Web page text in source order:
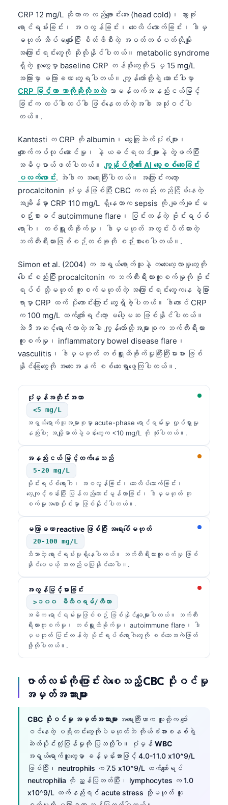
CRP 12 mg/L ဆိုတာက လည်ချောင်းအေး (head cold)၊ သွားဖုံး
ရောင်ရမ်းခြင်း၊ အဝလွန်ခြင်း၊ ဆေးလိပ်သောက်ခြင်း၊ ဒါမှ
မဟုတ် အိပ်မပျော်ပြီး စိတ်ဖိစီးတဲ့ အပတ်တစ်ပတ်လိုမျိုး
အကြောင်းရင်းတွေကို ဆိုလိုနိုင်ပါတယ်။ metabolic syndrome
ရှိတဲ့ လူတွေမှာ baseline CRP တန်ဖိုးတွေကို 5 မှ 15 mg/L
အကြားမှာ မကြာခဏ တွေ့ရပါတယ်။ ကျွန်တော်တို့ရဲ့ ဆောင်းပါးမှာ
CRP မြင့်တာ ဘာကိုဆိုလိုသလဲသာမန်ထက်အနည်းငယ်မြင့်
ခြင်းက ထပ်ခါထပ်ခါ ဖြစ်နေတတ်တဲ့အခါ အသုံးဝင်ပါ
တယ်။.
Kantesti က CRP ကို albumin၊ သွေးဖြူဆဲလ်ပုံစံများ၊
ကျောက်ကပ်လုပ်ဆောင်မှု၊ နဲ့ ယခင်ရလဒ်များနဲ့ တွဲဖက်ပြီး
အဓိပ္ပာယ်ဖတ်ပါတယ်။ ကျွန်ုပ်တို့၏ AI သွေးစစ်ဆေးခြင်း
ပလက်ဖောင်း. အဲဒါက အရေးကြီးပါတယ်။ အကြောင်းကတော့
procalcitonin ပုံမှန်ဖြစ်ပြီး CBC ကလည်း တည်ငြိမ်နေတဲ့
အချိန်မှာ CRP 110 mg/L ရှိနေတာက sepsis ကို ချက်ချင်းမ
စဉ်းစားခင် autoimmune flare၊ ပြင်းထန်တဲ့ ဗိုင်းရပ်စ်
ရောဂါ၊ တစ်ရှူးထိခိုက်မှု၊ ဒါမှမဟုတ် အတွင်းပိတ်ထားတဲ့
ဘက်တီးရီးယားဖြစ်စဉ်တစ်ခုကို စဉ်းစားစေပါတယ်။.
Simon et al. (2004) က အရွယ်ရောက်သူနဲ့ ကလေးလေ့လာမှုတွေကို
ပေါင်းစည်းပြီး procalcitonin က ဘက်တီးရီးယားကူးစက်မှုကို ဗိုင်း
ရပ်စ် သို့မဟုတ် ကူးစက်မဟုတ်တဲ့ အကြောင်းရင်းတွေကနေ ခွဲခြား
ရာမှာ CRP ထက် ပိုကောင်းကြောင်း တွေ့ရှိခဲ့ပါတယ်။ ဒါတောင် CRP
က 100 mg/L ထက်ကျော်ရင်တော့ မပေါ့မဆ ဖြစ်နိုင်ပါတယ်။
အဲဒီအဆင့်ရောက်လာတဲ့အခါ ကျွန်တော်တို့အများစုက ဘက်တီးရီးယား
ကူးစက်မှု၊ inflammatory bowel disease flare၊
vasculitis၊ ဒါမှမဟုတ် တစ်ရှူးထိခိုက်မှုကြီးကြီးမားမား ဖြစ်
နိုင်ခြေတွေကို အလေးအနက် စစ်ဆေးရှာဖွေကြပါတယ်။.
ပုံမှန်အတိုင်းအတာ
<5 mg/L
အရွယ်ရောက်သူအများစုမှာ acute-phase ရောင်ရမ်းမှု လှုပ်ရှားမှု
နည်းပါး; အချို့ဓာတ်ခွဲခန်းတွေက <10 mg/L ကို သုံးပါတယ်။.
အနည်းငယ် မြင့်တက်နေသည်
5-20 mg/L
ဗိုင်းရပ်စ်ရောဂါ၊ အဝလွန်ခြင်း၊ ဆေးလိပ်သောက်ခြင်း၊
လေ့ကျင့်ခန်းပြီး ပြန်လည်ကောင်းမွန်လာခြင်း၊ ဒါမှမဟုတ် ကူး
စက်မှုအစောပိုင်းမှာ ဖြစ်နိုင်ပါတယ်။.
မကြာခဏ reactive ဖြစ်ပြီး အရေးပေါ်မဟုတ်
20-100 mg/L
သိသာတဲ့ ရောင်ရမ်းမှုရှိနေပါတယ်။ ဘက်တီးရီးယားကူးစက်မှု ဖြစ်
နိုင်ပေမယ့် အတည်မပြုနိုင်သေးပါ။.
အလွန်မြင့်မားခြင်း
>၁၀၀ မီလီဂရမ်/လီတာ
အဓိက ရောင်ရမ်းမှုဖြစ်စဉ် ဖြစ်နိုင်ချေများပါတယ်။ ဘက်တီး
ရီးယားကူးစက်မှု၊ တစ်ရှူးထိခိုက်မှု၊ autoimmune flare၊ ဒါ
မှမဟုတ် ပြင်းထန်တဲ့ ဗိုင်းရပ်စ်ရောဂါတွေကို စစ်ဆေးအကဲဖြတ်
ဖို့လိုပါတယ်။.
ဇာတ်လမ်းကို ပြောင်းလဲစေသည့် CBC ပိုးဝင်မှု
အမှတ်အသားများ
CBC ပိုးဝင်မှု အမှတ်အသားများ အရေးကြီးတာက သူတို့က ပျော်
ဝင်နေတဲ့ ပရိုတင်းတွေကိုပဲမဟုတ်ဘဲ ကိုယ်ခံအားစနစ်ရဲ့
ဆဲလ်ပိုင်းတုံ့ပြန်မှုကို ပြသလို့ပါ။ ပုံမှန် WBC
အရွယ်ရောက်သူတွေမှာ ခန့်မှန်းအားဖြင့် 4.0-11.0 x10^9/L
ဖြစ်ပြီး၊ neutrophils က 7.5 x10^9/L ထက်ကျော်ရင်
neutrophilia ကို ညွှန်ပြတတ်ပြီး၊ lymphocytes က 1.0
x10^9/L ထက်နည်းရင် acute stress သို့မဟုတ် ကူး